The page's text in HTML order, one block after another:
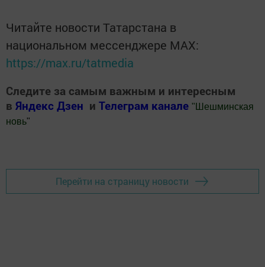
Читайте новости Татарстана в
национальном мессенджере MАХ:
https://max.ru/tatmedia
Следите за самым важным и интересным
в Яндекс Дзен и Телеграм канале " Шешминская
новь"
Перейти на страницу новости